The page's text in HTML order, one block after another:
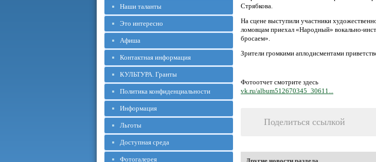
Наши таланты
Это интересно
Афиша
Контактная информация
КУЛЬТУРА. Гранты
Политика конфиденциальности
Информация
Льготы
Доступная среда
Фотогалерея
Стрябкова.
На сцене выступили участники
ломовцам приехал «Народный» вокально-
бросаем».
Зрители громкими аплодисментами
Фотоотчет смотрите здесь
vk.ru/album512670345_30611...
Поделиться ссылкой